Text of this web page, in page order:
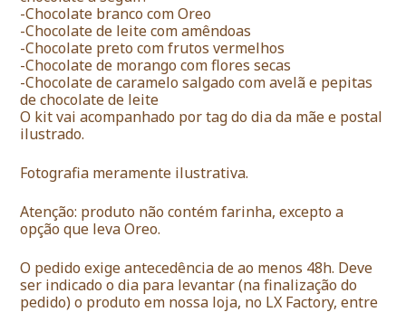
-Chocolate branco com Oreo
-Chocolate de leite com amêndoas
-Chocolate preto com frutos vermelhos
-Chocolate de morango com flores secas
-Chocolate de caramelo salgado com avelã e pepitas
de chocolate de leite
O kit vai acompanhado por tag do dia da mãe e postal
ilustrado.
Fotografia meramente ilustrativa.
Atenção: produto não contém farinha, excepto a
opção que leva Oreo.
O pedido exige antecedência de ao menos 48h. Deve
ser indicado o dia para levantar (na finalização do
pedido) o produto em nossa loja, no LX Factory, entre